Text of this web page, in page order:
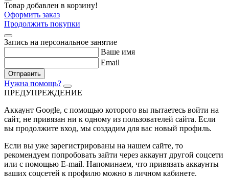
Товар добавлен в корзину!
Оформить заказ
Продолжить покупки
Запись на персональное занятие
Ваше имя
Email
Отправить
Нужна помощь?
ПРЕДУПРЕЖДЕНИЕ
Аккаунт Google, с помощью которого вы пытаетесь войти на
сайт, не привязан ни к одному из пользователей сайта. Если
вы продолжите вход, мы создадим для вас новый профиль.
Если вы уже зарегистрированы на нашем сайте, то
рекомендуем попробовать зайти через аккаунт другой соцсети
или с помощью E-mail. Напоминаем, что привязать аккаунты
ваших соцсетей к профилю можно в личном кабинете.